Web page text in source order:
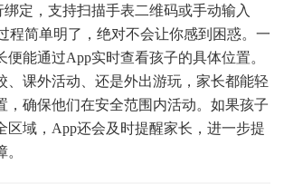
定，支持扫描手表二维码或手动输入
程简单明了，绝对不会让你感到困惑。一
便能通过App实时查看孩子的具体位置。
、课外活动、还是外出游玩，家长都能轻
，确保他们在安全范围内活动。如果孩子
区域，App还会及时提醒家长，进一步提